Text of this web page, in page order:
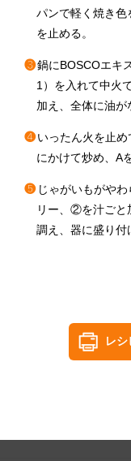
パンで軽く焼き色
を止める。
❸鍋にBOSCOエキ
1）を入れて中火
加え、全体に油が
❹ いったん火を止
にかけて炒め、A
❺ じゃがいもがや
リー、②を汁ごと
調え、器に盛り付
レシ